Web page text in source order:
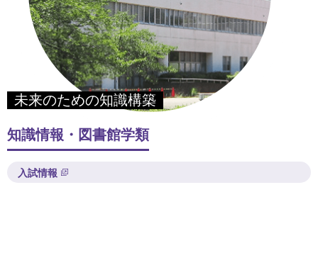
未来のための知識構築
知識情報・図書館学類
入試情報